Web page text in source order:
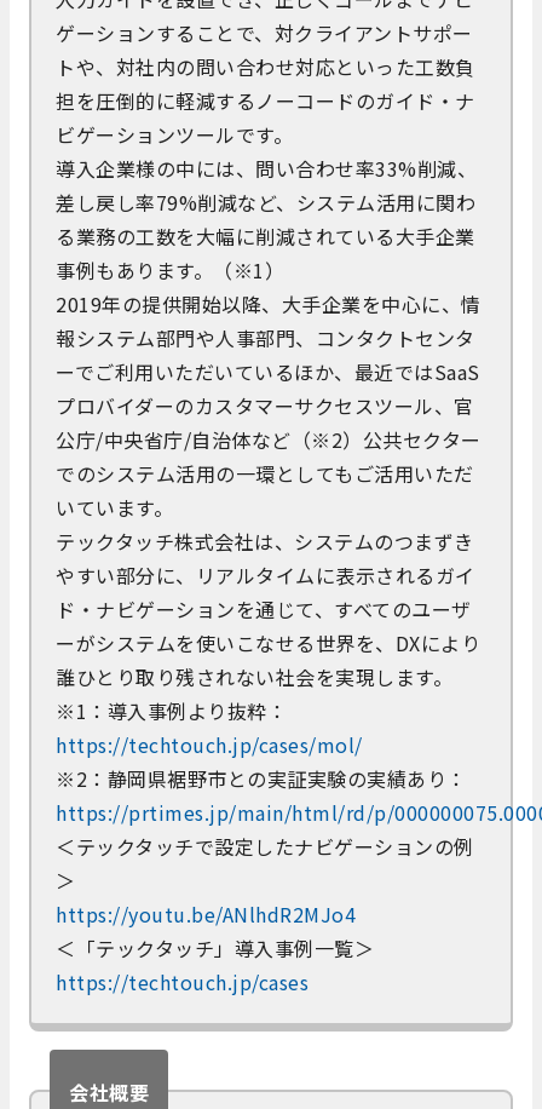
ゲーションすることで、対クライアントサポー
トや、対社内の問い合わせ対応といった工数負
担を圧倒的に軽減するノーコードのガイド・ナ
ビゲーションツールです。
導入企業様の中には、問い合わせ率33%削減、
差し戻し率79%削減など、システム活用に関わ
る業務の工数を大幅に削減されている大手企業
事例もあります。（※1）
2019年の提供開始以降、大手企業を中心に、情
報システム部門や人事部門、コンタクトセンタ
ーでご利用いただいているほか、最近ではSaaS
プロバイダーのカスタマーサクセスツール、官
公庁/中央省庁/自治体など（※2）公共セクター
でのシステム活用の一環としてもご活用いただ
いています。
テックタッチ株式会社は、システムのつまずき
やすい部分に、リアルタイムに表示されるガイ
ド・ナビゲーションを通じて、すべてのユーザ
ーがシステムを使いこなせる世界を、DXにより
誰ひとり取り残されない社会を実現します。
※1：導入事例より抜粋：
https://techtouch.jp/cases/mol/
※2：静岡県裾野市との実証実験の実績あり：
https://prtimes.jp/main/html/rd/p/
＜テックタッチで設定したナビゲーションの例
＞
https://youtu.be/ANlhdR2MJo4
＜「テックタッチ」導入事例一覧＞
https://techtouch.jp/cases
会社概要